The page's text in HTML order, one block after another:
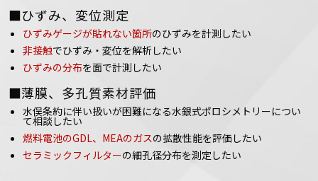
■ひずみ、変位測定
ひずみゲージが貼れない箇所のひずみを計測したい
非接触でひずみ・変位を解析したい
ひずみの分布を面で計測したい
■薄膜、多孔質素材評価
水俣条約に伴い扱いが困難になる水銀式ポロシメトリーについ
て相談したい
燃料電池のGDL、MEAのガスの拡散性能を評価したい
セラミックフィルターの細孔径分布を測定したい